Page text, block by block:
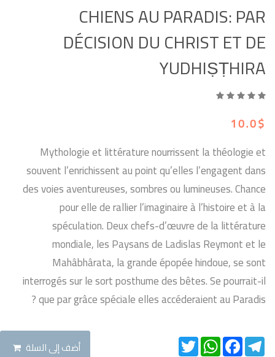
CHIENS AU PARADIS: PAR
DÉCISION DU CHRIST ET DE
YUDHIṢṬHIRA
10.0$
Mythologie et littérature nourrissent la théologie et
souvent l’enrichissent au point qu’elles l’engagent dans
des voies aventureuses, sombres ou lumineuses. Chance
pour elle de rallier l’imaginaire à l’histoire et à la
spéculation. Deux chefs-d’œuvre de la littérature
mondiale, les Paysans de Ladislas Reymont et le
Mahâbhârata, la grande épopée hindoue, se sont
interrogés sur le sort posthume des bêtes. Se pourrait-il
que par grâce spéciale elles accéderaient au Paradis ?
أضف إلى السلة Twitter
WhatsAppFacebookTelegram